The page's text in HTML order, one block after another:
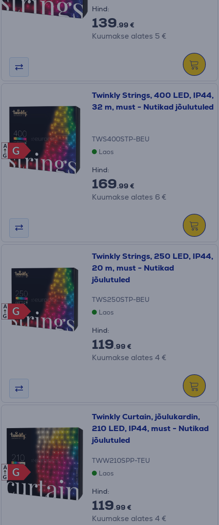
Hind:
139.99 €
Kuumakse alates 5 €
G
G
A
G
Twinkly Strings, 400 LED, IP44,
32 m, must - Nutikad jõulutuled
TWS400STP-BEU
Laos
Hind:
169.99 €
Kuumakse alates 6 €
G
G
A
G
Twinkly Strings, 250 LED, IP44,
20 m, must - Nutikad
jõulutuled
TWS250STP-BEU
Laos
Hind:
119.99 €
Kuumakse alates 4 €
G
G
A
G
Twinkly Curtain, jõulukardin,
210 LED, IP44, must - Nutikad
jõulutuled
TWW210SPP-TEU
Laos
Hind:
119.99 €
Kuumakse alates 4 €